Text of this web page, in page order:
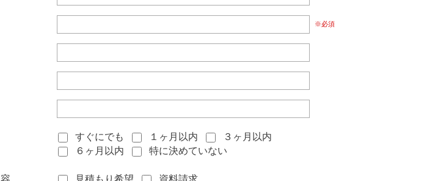
※必須
すぐにでも １ヶ月以内
３ヶ月以内
６ヶ月以内
特に決めていない
見積もり希望
資料請求